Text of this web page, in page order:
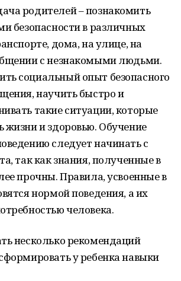
родителей – познакомить
безопасности в различных
дома, на улице, на
с незнакомыми людьми.
социальный опыт безопасного
научить быстро и
такие ситуации, которые
жизни и здоровью. Обучение
следует начинать с
так как знания, полученные в
прочны. Правила, усвоенные в
нормой поведения, а их
человека.
несколько рекомендаций
у ребенка навыки